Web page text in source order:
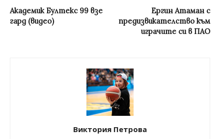
Академик Бултекс 99 взе
гард (видео)
Ергин Атаман с
предизвикателство към
играчите си в ПАО
Виктория Петрова